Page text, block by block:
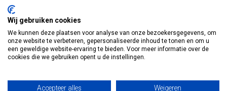
Wij gebruiken cookies
We kunnen deze plaatsen voor analyse van onze bezoekersgegevens, om
onze website te verbeteren, gepersonaliseerde inhoud te tonen en om u
een geweldige website-ervaring te bieden. Voor meer informatie over de
cookies die we gebruiken opent u de instellingen.
Accepteer alles Weigeren